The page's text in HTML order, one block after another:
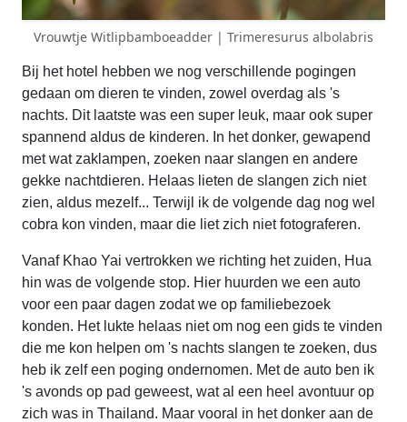
Vrouwtje Witlipbamboeadder | Trimeresurus albolabris
Bij het hotel hebben we nog verschillende pogingen
gedaan om dieren te vinden, zowel overdag als 's
nachts. Dit laatste was een super leuk, maar ook super
spannend aldus de kinderen. In het donker, gewapend
met wat zaklampen, zoeken naar slangen en andere
gekke nachtdieren. Helaas lieten de slangen zich niet
zien, aldus mezelf... Terwijl ik de volgende dag nog wel
cobra kon vinden, maar die liet zich niet fotograferen.
Vanaf Khao Yai vertrokken we richting het zuiden, Hua
hin was de volgende stop. Hier huurden we een auto
voor een paar dagen zodat we op familiebezoek
konden. Het lukte helaas niet om nog een gids te vinden
die me kon helpen om 's nachts slangen te zoeken, dus
heb ik zelf een poging ondernomen. Met de auto ben ik
's avonds op pad geweest, wat al een heel avontuur op
zich was in Thailand. Maar vooral in het donker aan de